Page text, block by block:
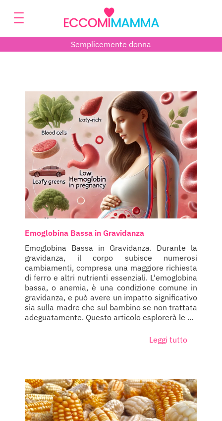
Semplicemente donna
Emoglobina Bassa in Gravidanza
Emoglobina Bassa in Gravidanza. Durante la
gravidanza, il corpo subisce numerosi
cambiamenti, compresa una maggiore richiesta
di ferro e altri nutrienti essenziali. L'emoglobina
bassa, o anemia, è una condizione comune in
gravidanza, e può avere un impatto significativo
sia sulla madre che sul bambino se non trattata
adeguatamente. Questo articolo esplorerà le ...
Leggi tutto